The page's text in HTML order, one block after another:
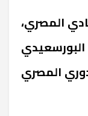
المصري،
البورسعيدي
المصري